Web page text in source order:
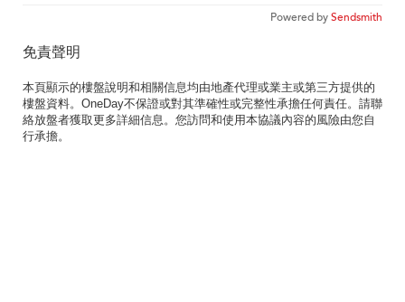
Powered bySendsmith
免責聲明
本頁顯示的樓盤說明和相關信息均由地產代理或業主或第三方提供的
樓盤資料。OneDay不保證或對其準確性或完整性承擔任何責任。請聯
絡放盤者獲取更多詳細信息。您訪問和使用本協議內容的風險由您自
行承擔。